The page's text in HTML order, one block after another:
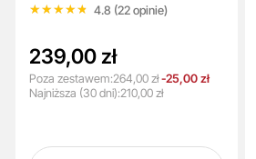
salicylowym 30 ml
★★★★★
★★★★★ 4.8 (22 opinie)
239,00 zł
Poza zestawem:264,00 zł -25,00 zł
Najniższa (30 dni):210,00 zł